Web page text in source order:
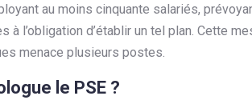
au moins cinquante salariés,
à l’obligation d’établir un tel plan. Cette
menace plusieurs postes.
le PSE ?